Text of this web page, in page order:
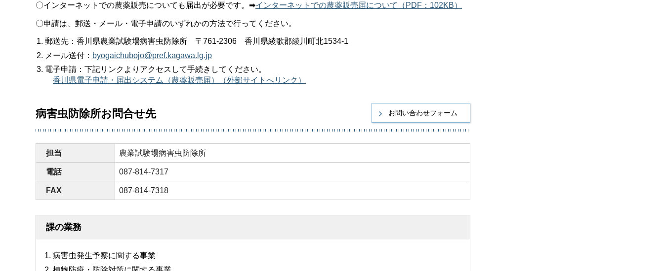
〇インターネットでの農薬販売についても届出が必要です。➡インターネットでの農薬販売届について（PDF：102KB）
〇申請は、郵送・メール・電子申請のいずれかの方法で行ってください。
郵送先：香川県農業試験場病害虫防除所 〒761-2306 香川県綾歌郡綾川町北1534-1
メール送付： byogaichubojo@pref.kagawa.lg.jp
電子申請：下記リンクよりアクセスして手続きしてください。
香川県電子申請・届出システム（農薬販売届）（外部サイトへリンク）
病害虫防除所お問合せ先
担当 農業試験場病害虫防除所
電話 087-814-7317
FAX 087-814-7318
課の業務
病害虫発生予察に関する事業